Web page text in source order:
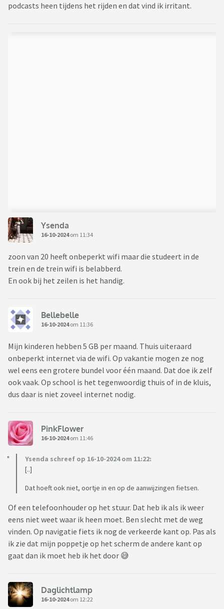
podcasts heen tijdens het rijden en dat vind ik irritant.
Ysenda
16-10-2024om 11:34
zoon van 20 heeft onbeperkt wifi maar die studeert in de
trein en de trein wifi is belabberd.
En ook bij het zeilen is het handig.
Bellebelle
16-10-2024om 11:36
Mijn kinderen hebben 5 GB per maand. Thuis uiteraard
onbeperkt internet via de wifi. Op vakantie mogen ze nog
wel eens een grotere bundel voor één maand. Dat doe ik zelf
ook vaak. Op school is het tegenwoordig thuis of in de kluis,
dus daar is niet zoveel internet nodig.
PinkFlower
16-10-2024om 11:46
Ysenda schreef op 16-10-2024 om 11:22:
[..]
Dat hoeft ook niet, oortje in en op de aanwijzingen fietsen.
Of een telefoonhouder op het stuur. Dat heb ik als ik weer
eens niet weet waar ik heen moet. Ben slecht met de weg
vinden. Op navigatie fiets ik nog de verkeerde kant op. Pas als
ik zie dat mijn poppetje op het scherm de andere kant op
gaat dan ik moet heb ik het door 😅
Daglichtlamp
16-10-2024om 12:22